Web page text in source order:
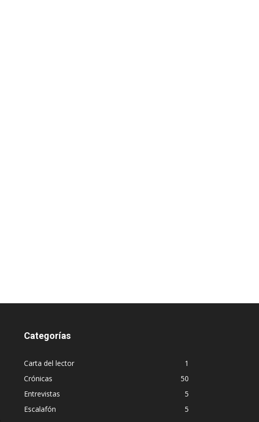
Categorías
Carta del lector
1
Crónicas
50
Entrevistas
5
Escalafón
5